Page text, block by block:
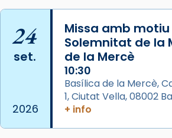
📸 Dr. G. Simón
Photo
View on Facebook · Share
Arquebisbat de
2 weeks ago
Memòria de les santes Juliana
Semproniana, verges i
24
set.
2026
Missa amb
Solemnitat de la
de la Mercè
10:30
Basílica de la Mercè,
1, Ciutat Vella, 08002
+ info